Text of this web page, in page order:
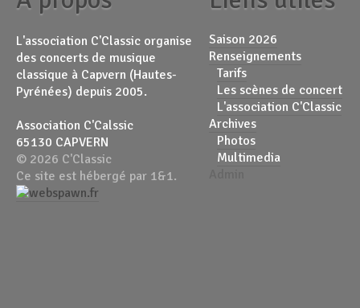
L'association C'Classic organise
des concerts de musique
classique à Capvern (Hautes-
Pyrénées) depuis 2005.
Association C'Calssic
65130 CAPVERN
© 2026 C'Classic
Ce site est hébergé par 1&1.
Saison 2026
Renseignements
Tarifs
Les scènes de concert
L'association C'Classic
Archives
Photos
Multimedia